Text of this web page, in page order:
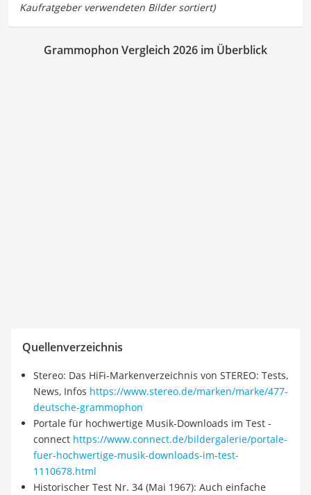
Grammophon Vergleich 2026 im Überblick
Quellenverzeichnis
Stereo: Das HiFi-Markenverzeichnis von STEREO: Tests,
News, Infos https://www.stereo.de/marken/marke/477-
deutsche-grammophon
Portale für hochwertige Musik-Downloads im Test -
connect https://www.connect.de/bildergalerie/portale-
fuer-hochwertige-musik-downloads-im-test-
1110678.html
Historischer Test Nr. 34 (Mai 1967): Auch einfache